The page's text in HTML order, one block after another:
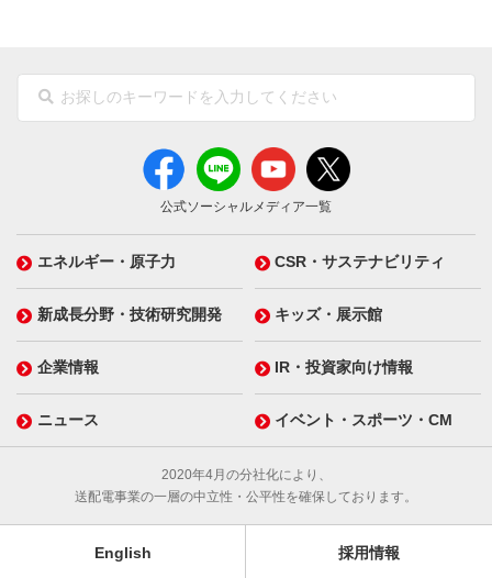
公式ソーシャルメディア一覧
エネルギー・原子力 CSR・サステナビリティ
新成長分野・技術研究開発 キッズ・展示館
企業情報 IR・投資家向け情報
ニュース イベント・スポーツ・CM
2020年4月の分社化により、
送配電事業の一層の中立性・公平性を確保しております。
English 採用情報